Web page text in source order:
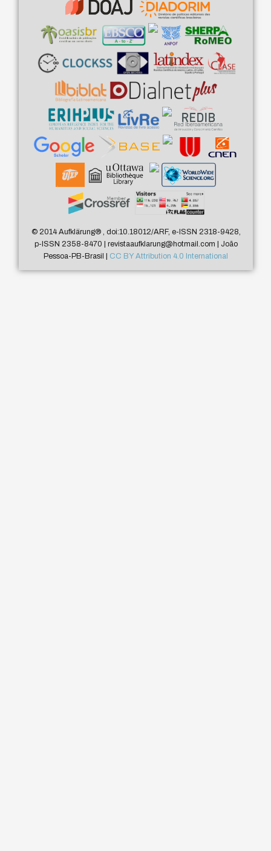
© 2014 Aufklärung®, doi:10.18012/ARF, e-ISSN 2318-9428,
p-ISSN 2358-8470 | revistaaufklarung@hotmail.com | João
Pessoa-PB-Brasil | CC BY Attribution 4.0 International